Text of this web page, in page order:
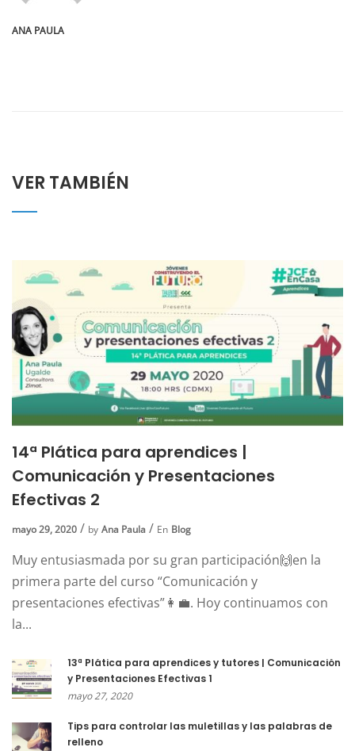
ANA PAULA
VER TAMBIÉN
14ª Plática para aprendices |
Comunicación y Presentaciones
Efectivas 2
mayo 29, 2020 by Ana Paula En Blog
Muy entusiasmada por su gran participación🙌en la
primera parte del curso “Comunicación y
presentaciones efectivas”👩‍💼. Hoy continuamos con
la...
13ª Plática para aprendices y tutores | Comunicación
y Presentaciones Efectivas 1
mayo 27, 2020
Tips para controlar las muletillas y las palabras de
relleno